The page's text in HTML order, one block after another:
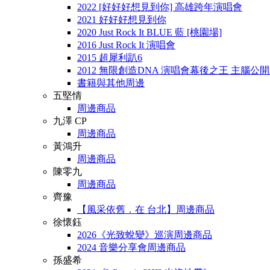
2022 [好好好想見到你] 高雄跨年演唱會
2021 好好好想見到你
2020 Just Rock It BLUE 藍 [桃園場]
2016 Just Rock It 演唱會
2015 超犀利趴6
2012 無限創造DNA 演唱會幕後之王 主腦公
書籍與其他周邊
五堅情
周邊商品
九澤 CP
周邊商品
黃鴻升
周邊商品
陳零九
周邊商品
齊豫
【風采依舊．在 台北】周邊商品
徐懷鈺
2026《光致蛻變》巡演周邊商品
2024 音樂分享會周邊商品
孫盛希